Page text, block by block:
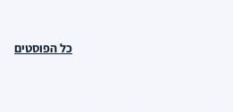
כל הפוסטים